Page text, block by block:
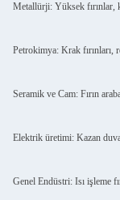
Metallürji: Yüksek fırınlar,
Petrokimya: Krak
Seramik ve Cam: Fırın
Elektrik üretimi: Kazan
Genel Endüstri: Isı işleme